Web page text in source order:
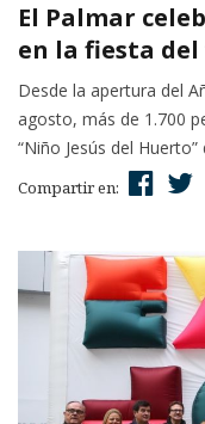
El Palmar
en la fiesta del
Desde la apertura del
agosto, más de 1.700
“Niño Jesús del
Compartir en: